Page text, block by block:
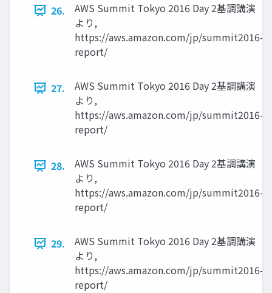
26.
AWS Summit Tokyo 2016 Day 2基調講演
より,
https://aws.amazon.com/jp/summit2016-
report/
27.
AWS Summit Tokyo 2016 Day 2基調講演
より,
https://aws.amazon.com/jp/summit2016-
report/
28.
AWS Summit Tokyo 2016 Day 2基調講演
より,
https://aws.amazon.com/jp/summit2016-
report/
29.
AWS Summit Tokyo 2016 Day 2基調講演
より,
https://aws.amazon.com/jp/summit2016-
report/